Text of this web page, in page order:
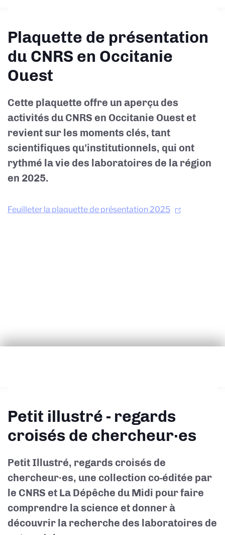
Plaquette de présentation
du CNRS en Occitanie
Ouest
Cette plaquette offre un aperçu des
activités du CNRS en Occitanie Ouest et
revient sur les moments clés, tant
scientifiques qu'institutionnels, qui ont
rythmé la vie des laboratoires de la région
en 2025.
Feuilleter la plaquette de présentation 2025
Petit illustré - regards
croisés de chercheur·es
Petit Illustré, regards croisés de
chercheur·es, une collection co-éditée par
le CNRS et La Dépêche du Midi pour faire
comprendre la science et donner à
découvrir la recherche des laboratoires de